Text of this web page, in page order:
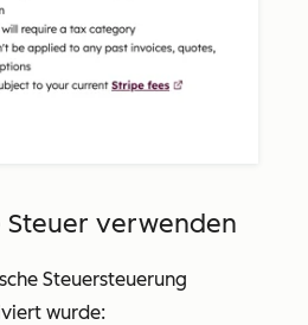
verwenden
Steuersteuerung
wurde: